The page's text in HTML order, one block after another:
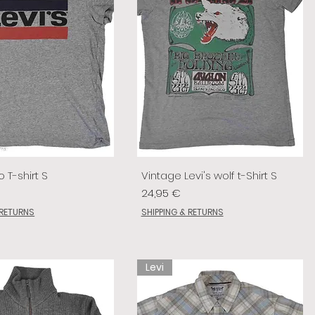
T-shirt S
Vintage Levi's wolf t-Shirt S
Preis
24,95 €
SHIPPING & RETURNS
Levi